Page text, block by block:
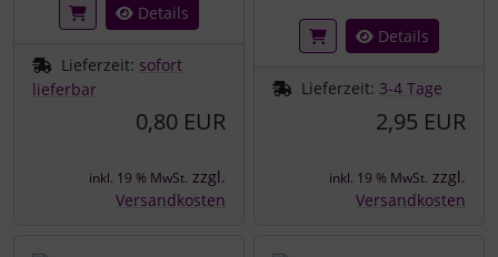
Details
Lieferzeit: sofort
lieferbar
0,80 EUR
inkl. 19 % MwSt. zzgl.
Versandkosten
Details
Lieferzeit: 3-4 Tage
2,95 EUR
inkl. 19 % MwSt. zzgl.
Versandkosten